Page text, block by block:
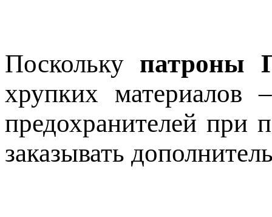
Поскольку патроны
хрупких материалов
предохранителей при
заказывать